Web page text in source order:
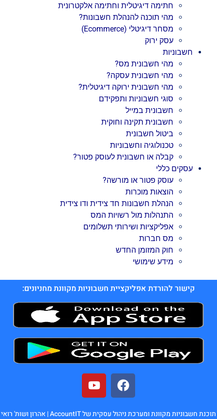
חתימה דיגיטלית וחתימה אלקטרונית
מהי תוכנה להנהלת חשבונות?
מסחר דיגיטלי (Ecommerce)
עסק ירוק
חשבוניות
מהי חשבונית מס?
מהי חשבונית עסקה?
מהי חשבונית ירוקה דיגיטלית?
סוגי חשבוניות ותפקידם
חשבונית במייל
חשבונית תקינה וחוקית
ביטול חשבונית
טכנולוגיה וחשבוניות
קבלה או חשבונית לעוסק פטור?
עסקים כללי
עוסק פטור או מורשה?
הוצאות מוכרות
הנהלת חשבונות חד צידית ודו צידית
התנהלות מול רשויות המס
אפליקציות ושירותי תשלומים
מס חברות
חוק המזומן החדש
מידע שימושי
קישור להורדת אפליקציית חשבוניות מקוונת מחניונים:
תוכנת חשבוניות מקוונת ומערכת ניהול עסקית של AccountIT |
אהרון ושות' רואי